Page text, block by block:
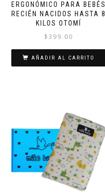
ERGONÓMICO PARA BEBÉS
RECIÉN NACIDOS HASTA 8
KILOS OTOMÍ
$399.00
AÑADIR AL CARRITO